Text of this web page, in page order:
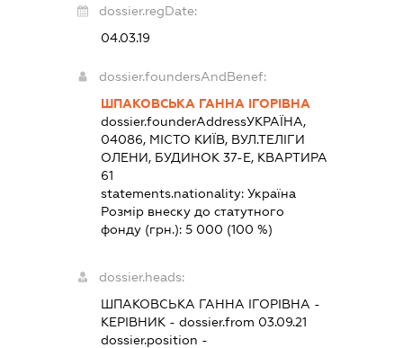
dossier.regDate:
04.03.19
dossier.foundersAndBenef:
ШПАКОВСЬКА ГАННА ІГОРІВНА
dossier.founderAddressУКРАЇНА,
04086, МІСТО КИЇВ, ВУЛ.ТЕЛІГИ
ОЛЕНИ, БУДИНОК 37-Е, КВАРТИРА
61
statements.nationality: Україна
Розмір внеску до статутного
фонду (грн.): 5 000 (100 %)
dossier.heads:
ШПАКОВСЬКА ГАННА ІГОРІВНА -
КЕРІВНИК - dossier.from 03.09.21
dossier.position -